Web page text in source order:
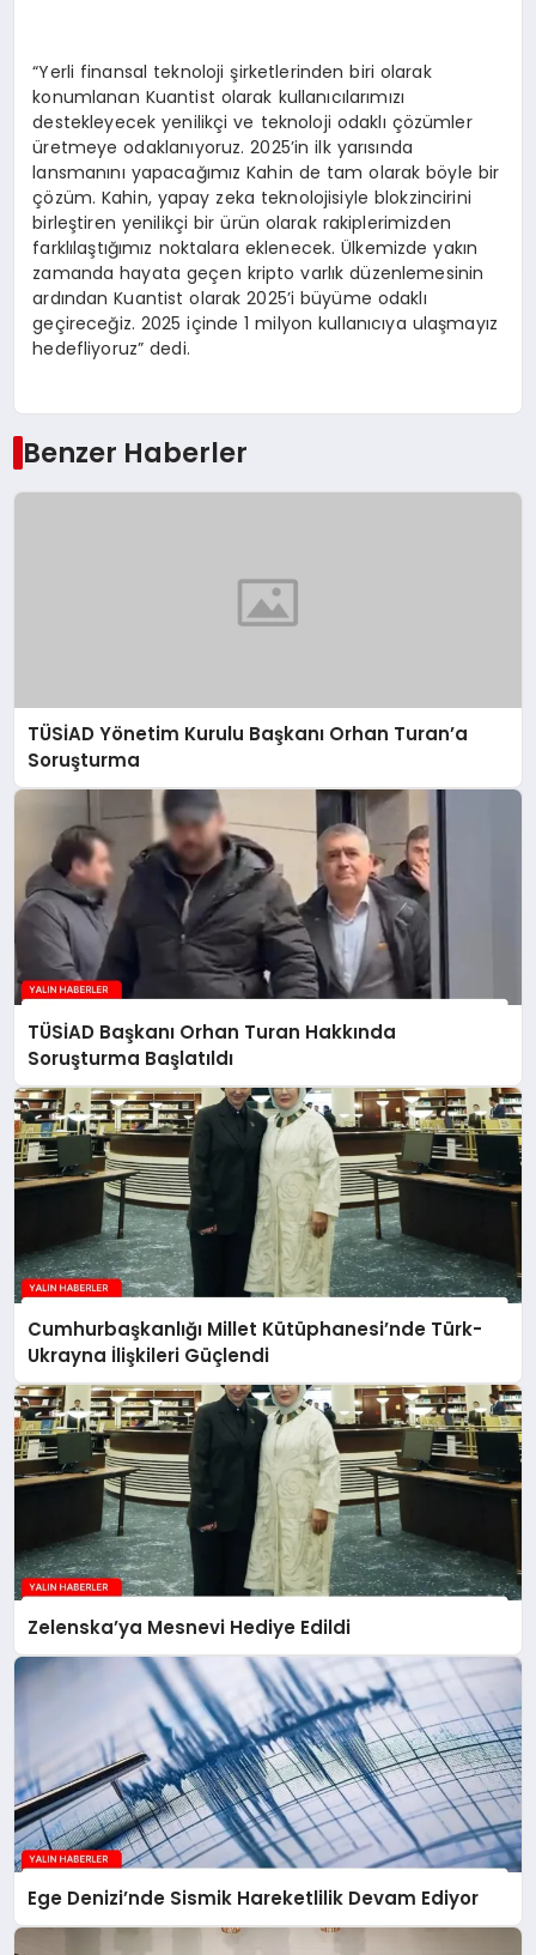
“Yerli finansal teknoloji şirketlerinden biri olarak
konumlanan Kuantist olarak kullanıcılarımızı
destekleyecek yenilikçi ve teknoloji odaklı çözümler
üretmeye odaklanıyoruz. 2025’in ilk yarısında
lansmanını yapacağımız Kahin de tam olarak böyle bir
çözüm. Kahin, yapay zeka teknolojisiyle blokzincirini
birleştiren yenilikçi bir ürün olarak rakiplerimizden
farklılaştığımız noktalara eklenecek. Ülkemizde yakın
zamanda hayata geçen kripto varlık düzenlemesinin
ardından Kuantist olarak 2025’i büyüme odaklı
geçireceğiz. 2025 içinde 1 milyon kullanıcıya ulaşmayız
hedefliyoruz” dedi.
Benzer Haberler
TÜSİAD Yönetim Kurulu Başkanı Orhan Turan’a
Soruşturma
TÜSİAD Başkanı Orhan Turan Hakkında
Soruşturma Başlatıldı
Cumhurbaşkanlığı Millet Kütüphanesi’nde Türk-
Ukrayna İlişkileri Güçlendi
Zelenska’ya Mesnevi Hediye Edildi
Ege Denizi’nde Sismik Hareketlilik Devam Ediyor